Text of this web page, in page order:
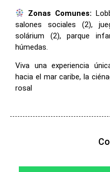
Zonas Comunes:
salones sociales (2),
solárium (2), parque
húmedas.
Viva una experiencia
hacia el mar caribe, la
rosal